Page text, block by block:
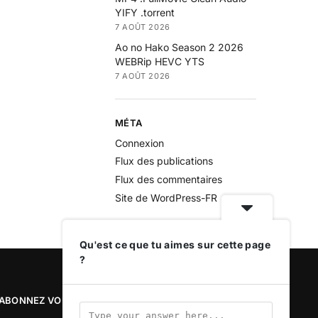
YIFY .torrent
7 AOÛT 2026
Ao no Hako Season 2 2026
WEBRip HEVC YTS
7 AOÛT 2026
MÉTA
Connexion
Flux des publications
Flux des commentaires
Site de WordPress-FR
VOUS
Qu'est ce que tu aimes sur cette page
?